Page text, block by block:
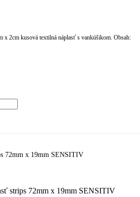
2cm kusová textilná náplasť s vankúšikom. Obsah:
72mm x 19mm SENSITIV